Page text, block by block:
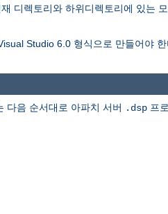
디렉토리와 하위디렉토리에 있는
Studio 6.0 형식으로 만들어야
다음 순서대로 아파치 서버 .dsp 프